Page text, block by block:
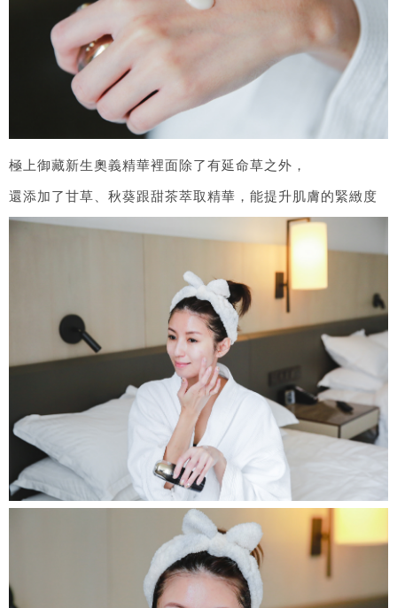
極上御藏新生奧義精華裡面除了有延命草之外，
還添加了甘草、秋葵跟甜茶萃取精華，能提升肌膚的緊緻度